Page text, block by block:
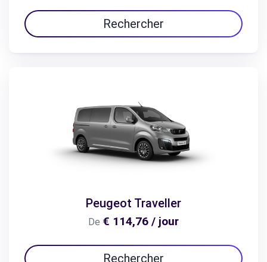
Rechercher
Peugeot Traveller
De € 114,76 / jour
Rechercher